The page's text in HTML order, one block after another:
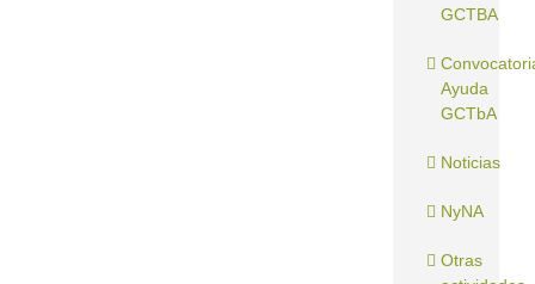
GCTBA
Ayuda
GCTbA
Noticias
NyNA
Otras